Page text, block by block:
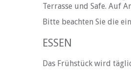
Terrasse und Safe. Auf
Bitte beachten Sie die
ESSEN
Das Frühstück wird